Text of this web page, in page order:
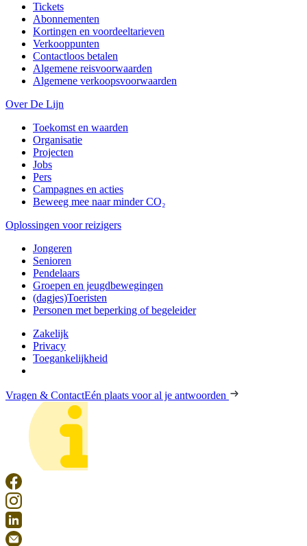
Tickets
Abonnementen
Kortingen en voordeeltarieven
Verkooppunten
Contactloos betalen
Algemene reisvoorwaarden
Algemene verkoopsvoorwaarden
Over De Lijn
Toekomst en waarden
Organisatie
Projecten
Jobs
Pers
Campagnes en acties
Beweeg mee naar minder CO₂
Oplossingen voor reizigers
Jongeren
Senioren
Pendelaars
Groepen en jeugdbewegingen
(dagjes)Toeristen
Personen met beperking of begeleider
Zakelijk
Privacy
Toegankelijkheid
Vragen & ContactEén plaats voor al je antwoorden